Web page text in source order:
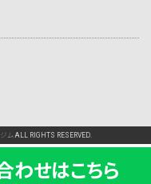
わせはこちら
ALL RIGHTS RESERVED.